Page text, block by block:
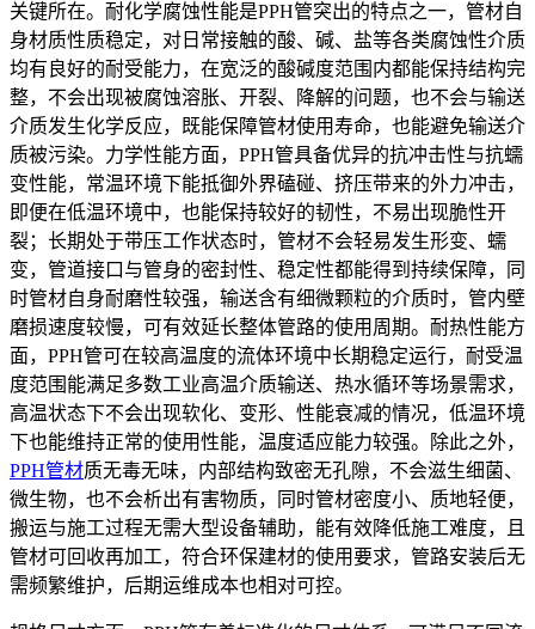
关键所在。耐化学腐蚀性能是PPH管突出的特点之一，管材自
身材质性质稳定，对日常接触的酸、碱、盐等各类腐蚀性介质
均有良好的耐受能力，在宽泛的酸碱度范围内都能保持结构完
整，不会出现被腐蚀溶胀、开裂、降解的问题，也不会与输送
介质发生化学反应，既能保障管材使用寿命，也能避免输送介
质被污染。力学性能方面，PPH管具备优异的抗冲击性与抗蠕
变性能，常温环境下能抵御外界磕碰、挤压带来的外力冲击，
即便在低温环境中，也能保持较好的韧性，不易出现脆性开
裂；长期处于带压工作状态时，管材不会轻易发生形变、蠕
变，管道接口与管身的密封性、稳定性都能得到持续保障，同
时管材自身耐磨性较强，输送含有细微颗粒的介质时，管内壁
磨损速度较慢，可有效延长整体管路的使用周期。耐热性能方
面，PPH管可在较高温度的流体环境中长期稳定运行，耐受温
度范围能满足多数工业高温介质输送、热水循环等场景需求，
高温状态下不会出现软化、变形、性能衰减的情况，低温环境
下也能维持正常的使用性能，温度适应能力较强。除此之外，
PPH管材质无毒无味，内部结构致密无孔隙，不会滋生细菌、
微生物，也不会析出有害物质，同时管材密度小、质地轻便，
搬运与施工过程无需大型设备辅助，能有效降低施工难度，且
管材可回收再加工，符合环保建材的使用要求，管路安装后无
需频繁维护，后期运维成本也相对可控。